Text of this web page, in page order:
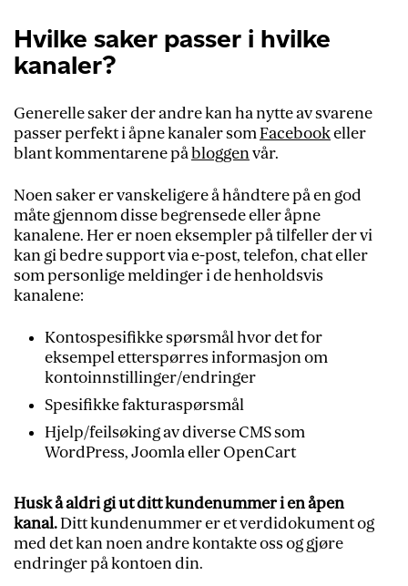
Hvilke saker passer i hvilke
kanaler?
Generelle saker der andre kan ha nytte av svarene
passer perfekt i åpne kanaler somFacebookeller
blant kommentarene påbloggenvår.
Noen saker er vanskeligere å håndtere på en god
måte gjennom disse begrensede eller åpne
kanalene. Her er noen eksempler på tilfeller der vi
kan gi bedre support via e-post, telefon, chat eller
som personlige meldinger i de henholdsvis
kanalene:
Kontospesifikke spørsmål hvor det for
eksempel etterspørres informasjon om
kontoinnstillinger/endringer
Spesifikke fakturaspørsmål
Hjelp/feilsøking av diverse CMS som
WordPress, Joomla eller OpenCart
Husk å aldri gi ut ditt kundenummer i en åpen
kanal.Ditt kundenummer er et verdidokument og
med det kan noen andre kontakte oss og gjøre
endringer på kontoen din.